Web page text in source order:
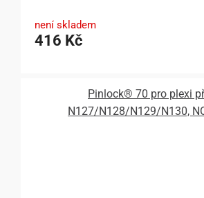
není skladem
416 Kč
Pinlock® 70 pro plexi
N127/N128/N129/N130,